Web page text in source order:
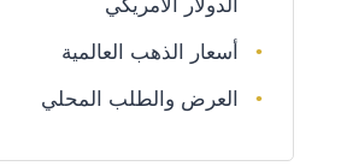
الدولار الأمريكي
أسعار الذهب العالمية
العرض والطلب المحلي